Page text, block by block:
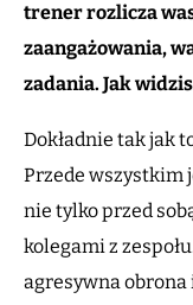
trener rozlicza
zaangażowania,
zadania. Jak
Dokładnie tak jak
Przede wszystkim
nie tylko przed
kolegami z
agresywna obrona